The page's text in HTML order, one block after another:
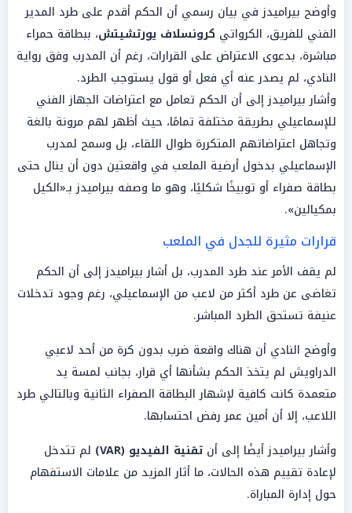
وأوضح بيراميدز في بيان رسمي أن الحكم أقدم على طرد المدير
الفني للفريق، الكرواتي كرونسلاف يورتشيتش، ببطاقة حمراء
مباشرة، بدعوى الاعتراض على القرارات، رغم أن المدرب وفق رواية
النادي، لم يصدر عنه أي فعل أو قول يستوجب الطرد.
وأشار بيراميدز إلى أن الحكم تعامل مع اعتراضات الجهاز الفني
للإسماعيلي بطريقة مختلفة تمامًا، حيث أظهر لهم مرونة بالغة
وتجاهل اعتراضاتهم المتكررة طوال اللقاء، بل وسمح لمدرب
الإسماعيلي بدخول أرضية الملعب في واقعتين دون أن ينال حتى
بطاقة صفراء أو توبيخًا شكليًا، وهو ما وصفه بيراميدز بـ«الكيل
بمكيالين».
قرارات مثيرة للجدل في الملعب
لم يقف الأمر عند طرد المدرب، بل أشار بيراميدز إلى أن الحكم
تغاضى عن طرد أكثر من لاعب من الإسماعيلي، رغم وجود تدخلات
عنيفة تستحق الطرد المباشر.
وأوضح النادي أن هناك واقعة ضرب بدون كرة من أحد لاعبي
الدراويش لم يتخذ الحكم بشأنها أي قرار، بجانب لمسة يد
متعمدة كانت كافية لإشهار البطاقة الصفراء الثانية وبالتالي طرد
اللاعب، إلا أن أمين عمر رفض احتسابها.
وأشار بيراميدز أيضًا إلى أن تقنية الفيديو (VAR)
لم تتدخل
لإعادة تقييم هذه الحالات، ما أثار المزيد من علامات الاستفهام
حول إدارة المباراة.